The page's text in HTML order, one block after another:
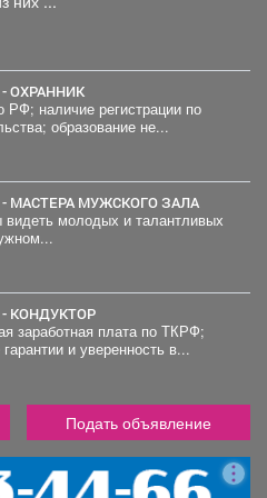
- ОХРАННИК
по
месту жительства; образование не...
- МАСТЕРА МУЖСКОГО ЗАЛА
молодых и талантливых
- КОНДУКТОР
заработная плата по ТКРФ;
и уверенность в...
Подать объявление